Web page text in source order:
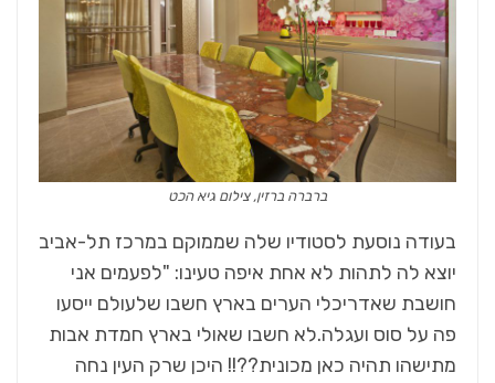
ברברה ברזין, צילום גיא הכט
בעודה נוסעת לסטודיו שלה שממוקם במרכז תל-אביב
יוצא לה לתהות לא אחת איפה טעינו: "לפעמים אני
חושבת שאדריכלי הערים בארץ חשבו שלעולם ייסעו
פה על סוס ועגלה.לא חשבו שאולי בארץ חמדת אבות
מתישהו תהיה כאן מכונית??!! היכן שרק העין נחה